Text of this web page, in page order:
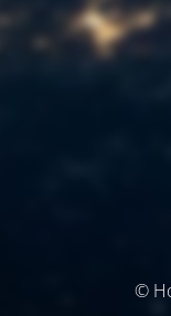
©